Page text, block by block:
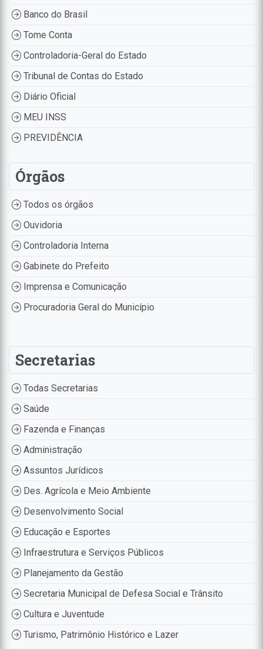
Banco do Brasil
Tome Conta
Controladoria-Geral do Estado
Tribunal de Contas do Estado
Diário Oficial
MEU INSS
PREVIDÊNCIA
Órgãos
Todos os órgãos
Ouvidoria
Controladoria Interna
Gabinete do Prefeito
Imprensa e Comunicação
Procuradoria Geral do Município
Secretarias
Todas Secretarias
Saúde
Fazenda e Finanças
Administração
Assuntos Jurídicos
Des. Agrícola e Meio Ambiente
Desenvolvimento Social
Educação e Esportes
Infraestrutura e Serviços Públicos
Planejamento da Gestão
Secretaria Municipal de Defesa Social e Trânsito
Cultura e Juventude
Turismo, Patrimônio Histórico e Lazer